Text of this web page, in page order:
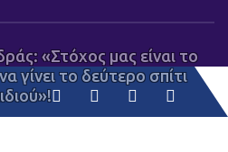
«Στόχος μας είναι το
γίνει το δεύτερο σπίτι